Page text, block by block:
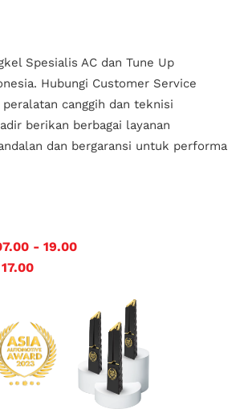
Spesialis AC dan Tune Up
Hubungi Customer Service
peralatan canggih dan teknisi
berikan berbagai layanan
dan bergaransi untuk performa
- 19.00